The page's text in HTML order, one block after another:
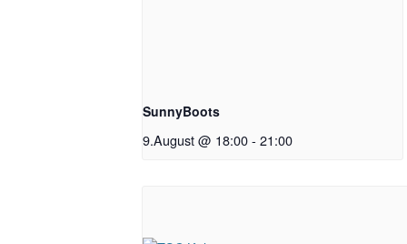
SunnyBoots
9.August @ 18:00- 21:00